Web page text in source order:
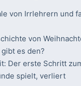
von Irrlehrern und
von
es den?
Der erste Schritt
spielt, verliert